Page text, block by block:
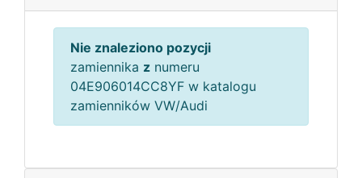
Nie znaleziono pozycji
zamiennika z numeru
04E906014CC8YF w katalogu
zamienników VW/Audi